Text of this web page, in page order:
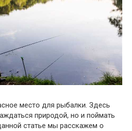
место для рыбалки. Здесь
природой, но и поймать
статье мы расскажем о